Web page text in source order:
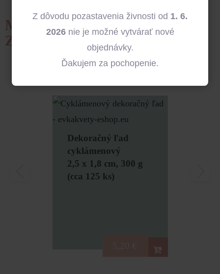
MOŽNO BY VÁS
ZAUJÍMALO...
Dekoračný ľad
cyklámenový
2,5 x 1,8 cm, 300 g
(cca 125 ks)
Z dôvodu pozastavenia živnosti od 1. 6.
2026nie je možné vytvárať nové
objednávky.
Ďakujem za pochopenie.